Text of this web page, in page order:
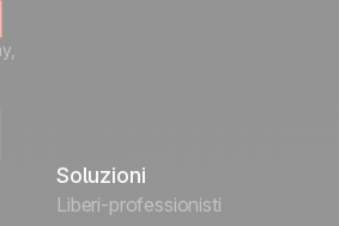
Soluzioni
Liberi-professionisti